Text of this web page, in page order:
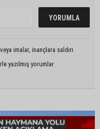
imalar, inançlara saldırı
yazılmış yorumlar